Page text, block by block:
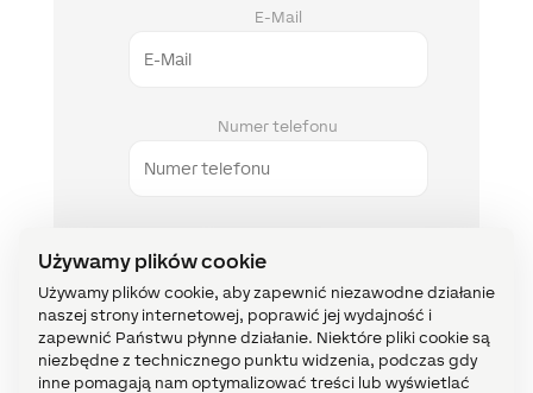
Używamy plików cookie
Używamy plików cookie, aby zapewnić niezawodne działanie
naszej strony internetowej, poprawić jej wydajność i
zapewnić Państwu płynne działanie. Niektóre pliki cookie są
niezbędne z technicznego punktu widzenia, podczas gdy
inne pomagają nam optymalizować treści lub wyświetlać
E-Mail
Numer telefonu
Kod pocztowy